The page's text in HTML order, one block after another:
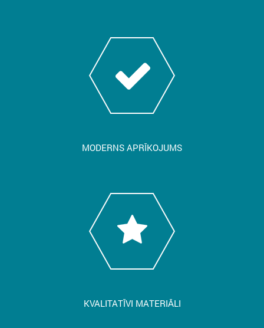
MODERNS APRĪKOJUMS
KVALITATĪVI MATERIĀLI